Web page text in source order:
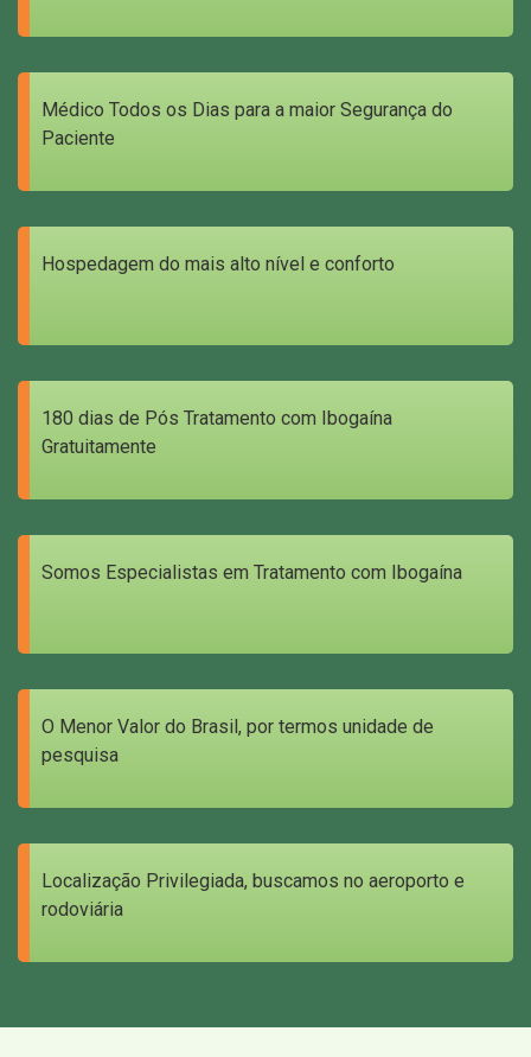
Médico Todos os Dias para a maior Segurança do
Paciente
Hospedagem do mais alto nível e conforto
180 dias de Pós Tratamento com Ibogaína
Gratuitamente
Somos Especialistas em Tratamento com Ibogaína
O Menor Valor do Brasil, por termos unidade de
pesquisa
Localização Privilegiada, buscamos no aeroporto e
rodoviária